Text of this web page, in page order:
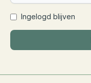
Ingelogd blijven